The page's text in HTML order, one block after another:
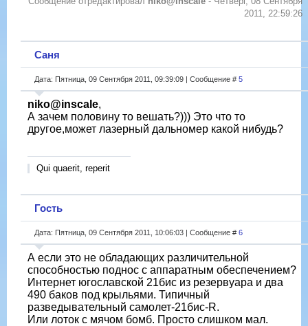
2011, 22:59:26
Саня
Дата: Пятница, 09 Сентября 2011, 09:39:09 | Сообщение # 5
niko@inscale,
А зачем половину то вешать?))) Это что то
другое,может лазерный дальномер какой нибудь?
Qui quaerit, reperit
Гость
Дата: Пятница, 09 Сентября 2011, 10:06:03 | Сообщение # 6
А если это не обладающих различительной
способностью поднос с аппаратным обеспечением?
Интернет югославской 21бис из резервуара и два
490 баков под крыльями. Типичный
разведывательный самолет-21бис-R.
Или лоток с мячом бомб. Просто слишком мал.